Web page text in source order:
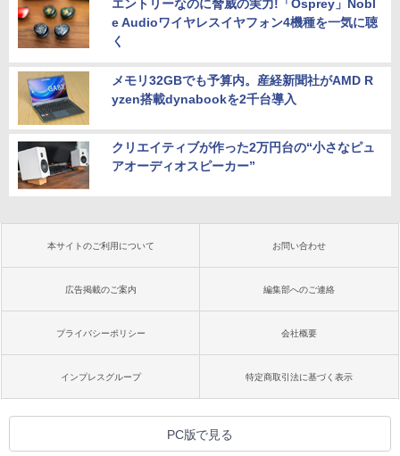
エントリーなのに脅威の実力!「Osprey」Nobl
e Audioワイヤレスイヤフォン4機種を一気に聴
く
メモリ32GBでも予算内。産経新聞社がAMD R
yzen搭載dynabookを2千台導入
クリエイティブが作った2万円台の“小さなピュ
アオーディオスピーカー”
本サイトのご利用について お問い合わせ
広告掲載のご案内 編集部へのご連絡
プライバシーポリシー 会社概要
インプレスグループ 特定商取引法に基づく表示
PC版で見る